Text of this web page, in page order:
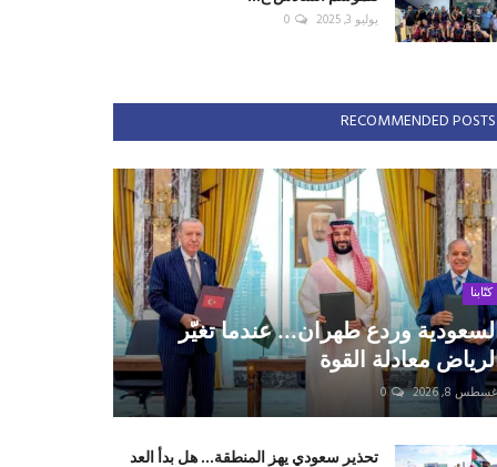
يوليو 3, 2025 0
RECOMMENDED POSTS
كتّابنا
وردع طهران... عندما تغيّر
معادلة القوة
8, 2026
0
تحذير سعودي يهز المنطقة... هل بدأ العد